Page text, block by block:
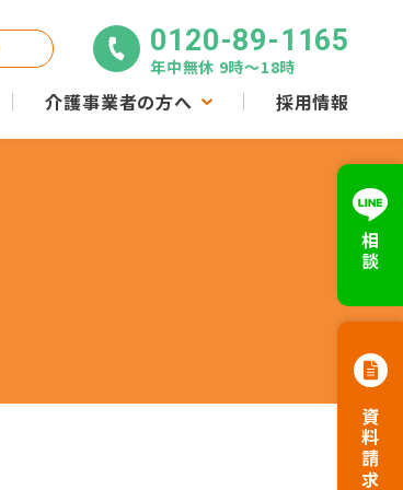
介護事業者の方へ 採用情報
0120-89-1165
年中無休 9時〜18時
相談
資料請求